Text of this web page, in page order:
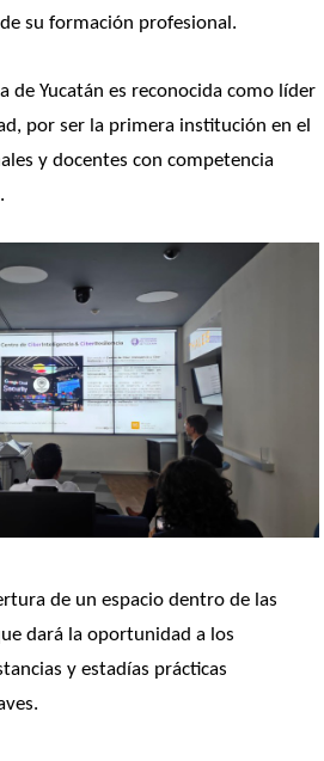
su formación profesional.
de Yucatán es reconocida como líder
por ser la primera institución en el
y docentes con competencia
de un espacio dentro de las
dará la oportunidad a los
y estadías prácticas